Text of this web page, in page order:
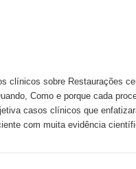
clínicos sobre Restaurações
Como e porque cada
casos clínicos que
com muita evidência